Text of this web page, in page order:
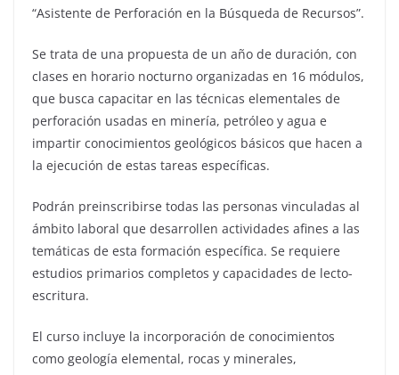
“Asistente de Perforación en la Búsqueda de Recursos”.
Se trata de una propuesta de un año de duración, con
clases en horario nocturno organizadas en 16 módulos,
que busca capacitar en las técnicas elementales de
perforación usadas en minería, petróleo y agua e
impartir conocimientos geológicos básicos que hacen a
la ejecución de estas tareas específicas.
Podrán preinscribirse todas las personas vinculadas al
ámbito laboral que desarrollen actividades afines a las
temáticas de esta formación específica. Se requiere
estudios primarios completos y capacidades de lecto-
escritura.
El curso incluye la incorporación de conocimientos
como geología elemental, rocas y minerales,